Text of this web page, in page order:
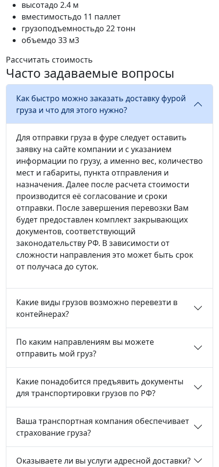
высотадо 2.4 м
вместимостьдо 11 паллет
грузоподъемностьдо 22 тонн
объемдо 33 м3
Рассчитать стоимость
Часто задаваемые вопросы
Как быстро можно заказать доставку фурой
груза и что для этого нужно?
Для отправки груза в фуре следует оставить
заявку на сайте компании и с указанием
информации по грузу, а именно вес, количество
мест и габариты, пункта отправления и
назначения. Далее после расчета стоимости
производится её согласование и сроки
отправки. После завершения перевозки Вам
будет предоставлен комплект закрывающих
документов, соответствующий
законодательству РФ. В зависимости от
сложности направления это может быть срок
от получаса до суток.
Какие виды грузов возможно перевезти в
контейнерах?
По каким направлениям вы можете
отправить мой груз?
Какие понадобится предъявить документы
для транспортировки грузов по РФ?
Ваша транспортная компания обеспечивает
страхование груза?
Оказываете ли вы услуги адресной доставки?